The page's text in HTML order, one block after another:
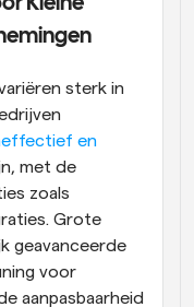
Kleine
sterk in
en
met de
zoals
Grote
geavanceerde
voor
aanpasbaarheid